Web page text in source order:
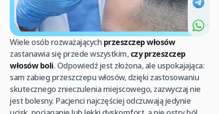
Wiele osób rozważających przeszczep włosów
zastanawia się przede wszystkim, czy przeszczep
włosów boli. Odpowiedź jest złożona, ale uspokajająca:
sam zabieg przeszczepu włosów, dzięki zastosowaniu
skutecznego znieczulenia miejscowego, zazwyczaj nie
jest bolesny. Pacjenci najczęściej odczuwają jedynie